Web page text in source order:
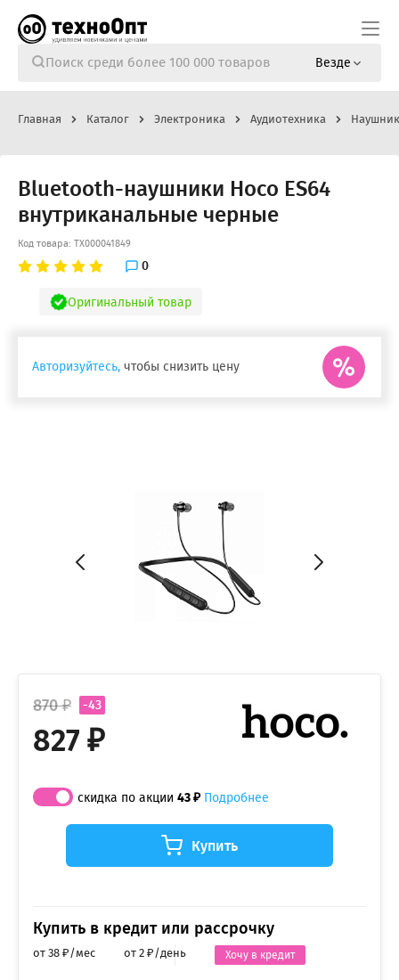
Везде
Главная Каталог Электроника Аудиотехника
Bluetooth-наушники Hoco ES64
внутриканальные черные
Код товара: ТХ000041849
0
Оригинальный товар
Авторизуйтесь, чтобы снизить цену
-43
870 ₽
827 ₽
скидка по акции 43 ₽ Подробнее
Купить
Купить в кредит или рассрочку
от 38 ₽/мес от 2 ₽/день Хочу в кредит